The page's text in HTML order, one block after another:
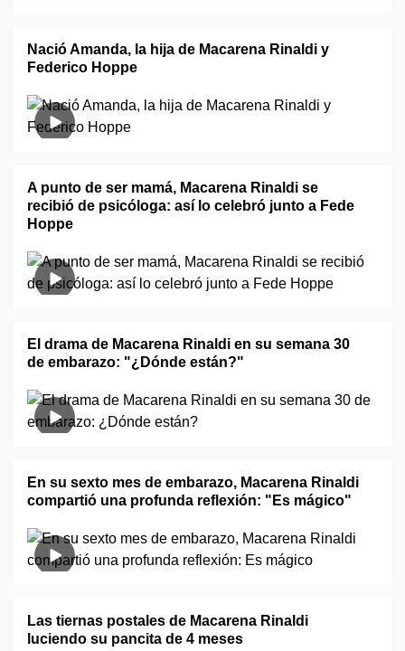
Nació Amanda, la hija de Macarena Rinaldi y
Federico Hoppe
A punto de ser mamá, Macarena Rinaldi se
recibió de psicóloga: así lo celebró junto a Fede
Hoppe
El drama de Macarena Rinaldi en su semana 30
de embarazo: "¿Dónde están?"
En su sexto mes de embarazo, Macarena Rinaldi
compartió una profunda reflexión: "Es mágico"
Las tiernas postales de Macarena Rinaldi
luciendo su pancita de 4 meses